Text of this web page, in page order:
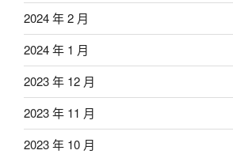
2024 年 2 月
2024 年 1 月
2023 年 12 月
2023 年 11 月
2023 年 10 月